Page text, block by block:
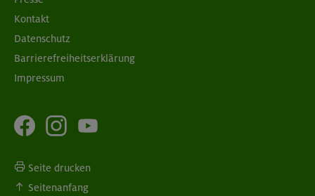
Kontakt
Datenschutz
Barrierefreiheitserklärung
Impressum
Seite drucken
Seitenanfang